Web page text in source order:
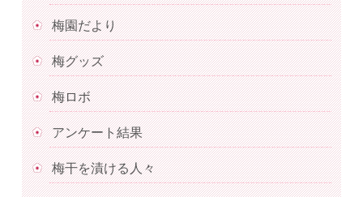
梅園だより
梅グッズ
梅ロボ
アンケート結果
梅干を漬ける人々